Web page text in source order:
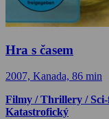
Hra s časem
2007, Kanada, 86 min
Filmy / Thrillery /
Katastrofický